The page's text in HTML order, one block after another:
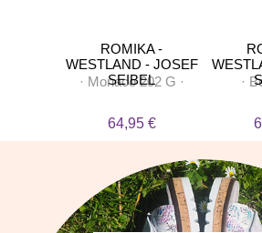
ROMIKA -
WESTLAND - JOSEF
SEIBEL
· Monaco 202 G ·
64,95 €
·